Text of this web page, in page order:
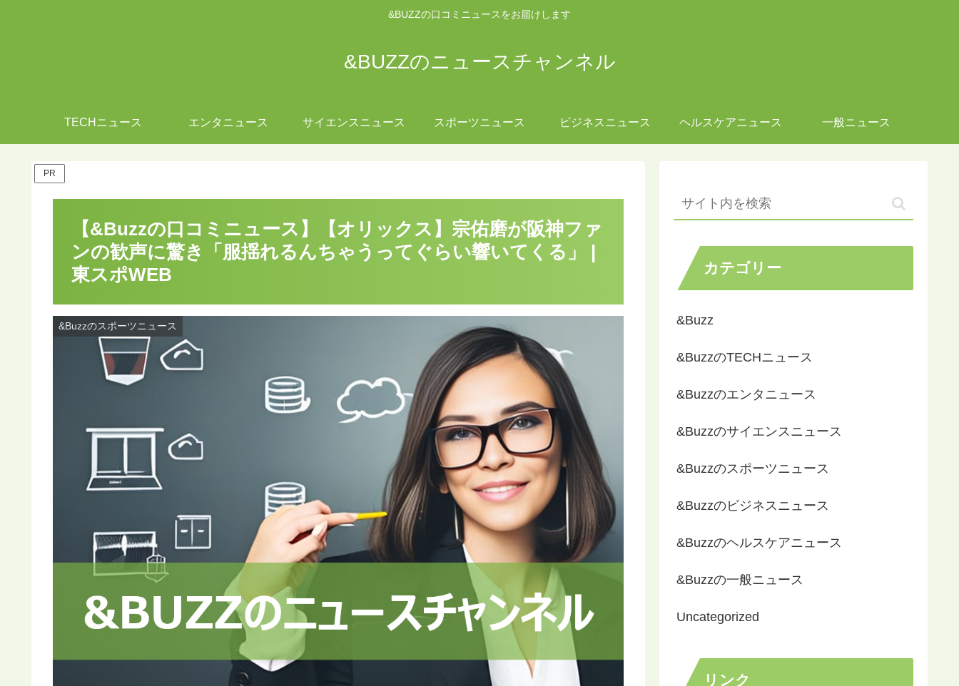
&BUZZの口コミニュースをお届けします
&BUZZのニュースチャンネル
TECHニュース エンタニュース サイエンスニュース スポーツニュース ビジネスニュース ヘルスケアニュース 一般ニュース
PR
【&Buzzの口コミニュース】【オリックス】宗佑磨が阪神ファ
ンの歓声に驚き「服揺れるんちゃうってぐらい響いてくる」 |
東スポWEB
&Buzzのスポーツニュース
カテゴリー
&Buzz
&BuzzのTECHニュース
&Buzzのエンタニュース
&Buzzのサイエンスニュース
&Buzzのスポーツニュース
&Buzzのビジネスニュース
&Buzzのヘルスケアニュース
&Buzzの一般ニュース
Uncategorized
リンク